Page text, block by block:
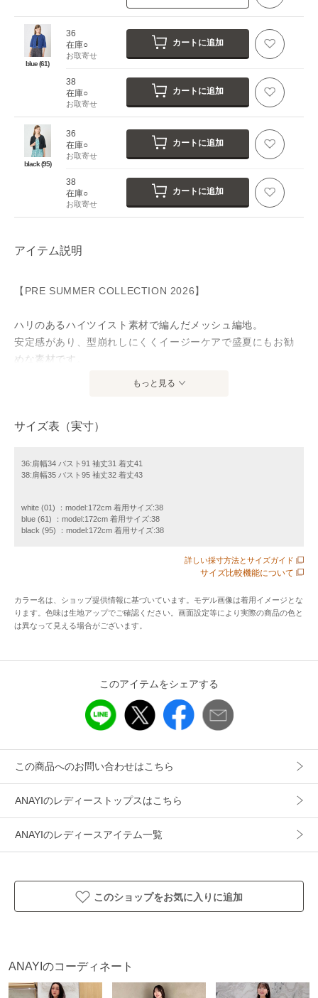
blue (61)
36
在庫○
お取寄せ
カートに追加
38
在庫○
お取寄せ
カートに追加
black (95)
36
在庫○
お取寄せ
カートに追加
38
在庫○
お取寄せ
カートに追加
アイテム説明
【PRE SUMMER COLLECTION 2026】
ハリのあるハイツイスト素材で編んだメッシュ編地。
安定感があり、型崩れしにくくイージーケアで盛夏にもお勧
めな素材です。
シンプルなメッシュパターンにすることで甘さを抑え、さま
ています。
袖口と裾はすっきりと整え、ニットならではの柔らかさの中
ご自宅で手洗い可能なイージーケアも魅力で、夏の冷房対策
【付属】なし
【裏地】なし
【透け感】あり
【ケア方法】手洗い可
【着用感・生地の厚さ】メッシュですがしっかりと安定感が
【PRE SUMMER COLLECTION 2026】
カッパドキアで出会った陶器の模様や色彩をもとに紡がれた
コレクション。
国花である〈LALE — チューリップ〉のプリントが華やぎを
model:172cm 着用サイズ:38
34サイズ：5号 XSサイズ相当
36サイズ：7号 Sサイズ相当
もっと見る
サイズ表（実寸）
36:肩幅34 バスト91 袖丈31 着丈41
38:肩幅35 バスト95 袖丈32 着丈43
white (01) ：model:172cm 着用サイズ:38
blue (61) ：model:172cm 着用サイズ:38
black (95) ：model:172cm 着用サイズ:38
詳しい採寸方法とサイズガイド
サイズ比較機能について
カラー名は、ショップ提供情報に基づいています。モデル画像は着用イメージとな
ります。色味は生地アップでご確認ください。画面設定等により実際の商品の色と
は異なって見える場合がございます。
このアイテムをシェアする
この商品へのお問い合わせはこちら
ANAYIのレディーストップスはこちら
ANAYIのレディースアイテム一覧
このショップをお気に入りに追加
ANAYIのコーディネート